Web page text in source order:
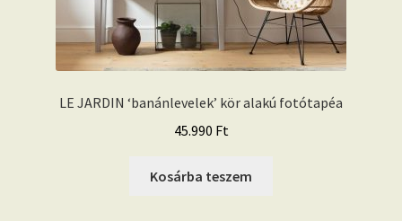
LE JARDIN ‘banánlevelek’ kör alakú fotótapéa
45.990 Ft
Kosárba teszem